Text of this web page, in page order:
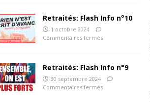
Retraités: Flash Info n°10
1 octobre 2024
Commentaires fermés
Retraités: Flash Info n°9
30 septembre 2024
Commentaires fermés